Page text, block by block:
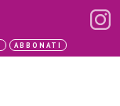
ABBONATI